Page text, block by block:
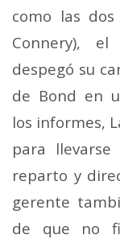
como las
Connery),
despegó su
de Bond en
los informes,
para
reparto y
gerente
de que no